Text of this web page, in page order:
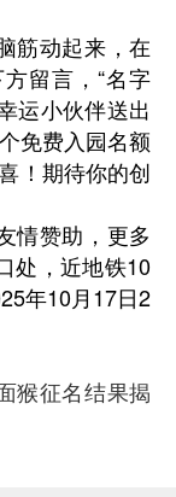
筋动起来，在
留言，“名字
运小伙伴送出
免费入园名额
！期待你的创
情赞助，更多
处，近地铁10
年10月17日2
猴征名结果揭